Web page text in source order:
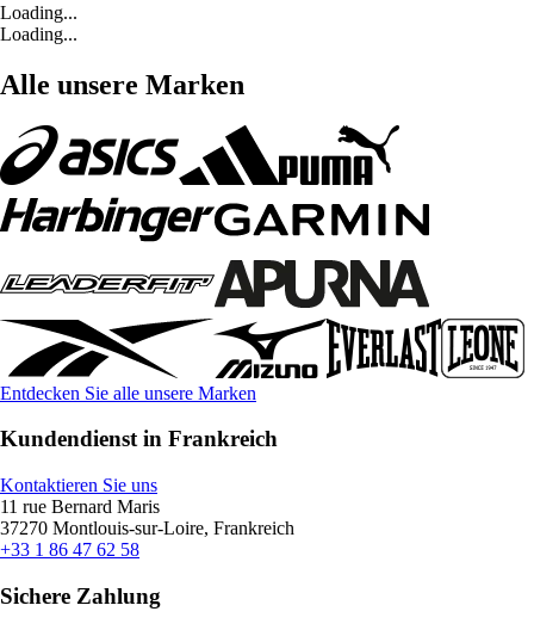
Loading...
Loading...
Alle unsere Marken
Entdecken Sie alle unsere Marken
Kundendienst in Frankreich
Kontaktieren Sie uns
11 rue Bernard Maris
37270 Montlouis-sur-Loire, Frankreich
+33 1 86 47 62 58
Sichere Zahlung